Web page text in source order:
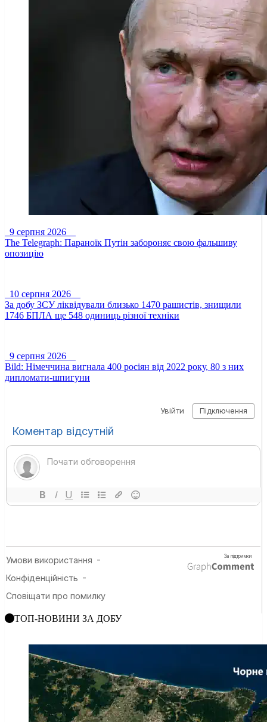
9 серпня 2026
The Telegraph: Параноїк Путін забороняє свою фальшиву
опозицію
10 серпня 2026
За добу ЗСУ ліквідували близько 1470 рашистів, знищили
1746 БПЛА ще 548 одиниць різної техніки
9 серпня 2026
Bild: Німеччина вигнала 400 росіян від 2022 року, 80 з них
дипломати-шпигуни
ТОП-НОВИНИ ЗА ДОБУ